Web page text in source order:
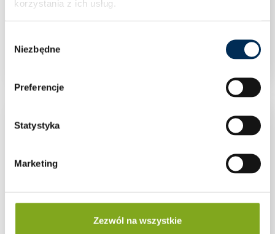
korzystania z ich usług.
zgody
Niezbędne
Preferencje
Statystyka
Marketing
Zezwól na wszystkie